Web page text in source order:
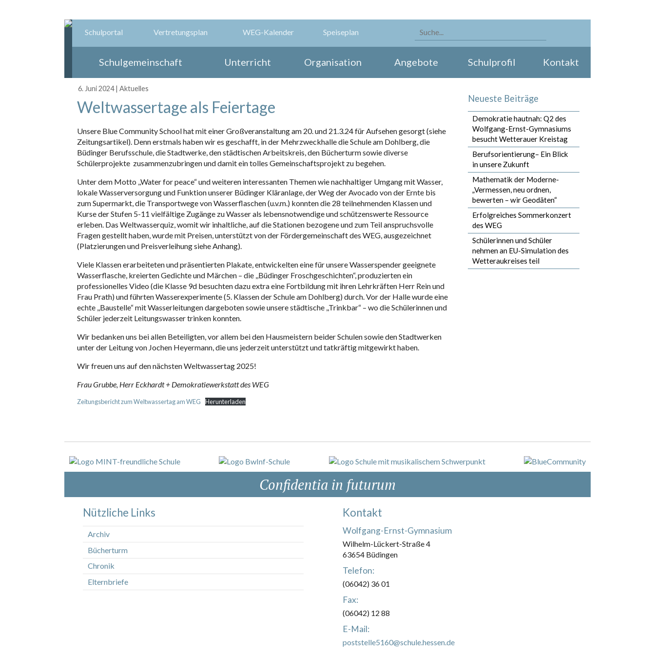
Schulportal Vertretungsplan WEG-Kalender Speiseplan
Schulgemeinschaft Unterricht Organisation Angebote Schulprofil Kontakt
6. Juni 2024 |Aktuelles
Weltwassertage als Feiertage
Unsere Blue Community School hat mit einer Großveranstaltung am 20. und 21.3.24 für Aufsehen gesorgt (siehe
Zeitungsartikel). Denn erstmals haben wir es geschafft, in der Mehrzweckhalle die Schule am Dohlberg, die
Büdinger Berufsschule, die Stadtwerke, den städtischen Arbeitskreis, den Bücherturm sowie diverse
Schülerprojekte zusammenzubringen und damit ein tolles Gemeinschaftsprojekt zu begehen.
Unter dem Motto ,,Water for peace“ und weiteren interessanten Themen wie nachhaltiger Umgang mit Wasser,
lokale Wasserversorgung und Funktion unserer Büdinger Kläranlage, der Weg der Avocado von der Ernte bis
zum Supermarkt, die Transportwege von Wasserflaschen (u.v.m.) konnten die 28 teilnehmenden Klassen und
Kurse der Stufen 5-11 vielfältige Zugänge zu Wasser als lebensnotwendige und schützenswerte Ressource
erleben. Das Weltwasserquiz, womit wir inhaltliche, auf die Stationen bezogene und zum Teil anspruchsvolle
Fragen gestellt haben, wurde mit Preisen, unterstützt von der Fördergemeinschaft des WEG, ausgezeichnet
(Platzierungen und Preisverleihung siehe Anhang).
Viele Klassen erarbeiteten und präsentierten Plakate, entwickelten eine für unsere Wasserspender geeignete
Wasserflasche, kreierten Gedichte und Märchen – die ,,Büdinger Froschgeschichten“, produzierten ein
professionelles Video (die Klasse 9d besuchten dazu extra eine Fortbildung mit ihren Lehrkräften Herr Rein und
Frau Prath) und führten Wasserexperimente (5. Klassen der Schule am Dohlberg) durch. Vor der Halle wurde eine
echte ,,Baustelle“ mit Wasserleitungen dargeboten sowie unsere städtische ,,Trinkbar“ – wo die Schülerinnen und
Schüler jederzeit Leitungswasser trinken konnten.
Wir bedanken uns bei allen Beteiligten, vor allem bei den Hausmeistern beider Schulen sowie den Stadtwerken
unter der Leitung von Jochen Heyermann, die uns jederzeit unterstützt und tatkräftig mitgewirkt haben.
Wir freuen uns auf den nächsten Weltwassertag 2025!
Frau Grubbe, Herr Eckhardt + Demokratiewerkstatt des WEG
Zeitungsbericht zum Weltwassertag am WEG Herunterladen
Neueste Beiträge
Demokratie hautnah: Q2 des
Wolfgang-Ernst-Gymnasiums
besucht Wetterauer Kreistag
Berufsorientierung– Ein Blick
in unsere Zukunft
Mathematik der Moderne-
„Vermessen, neu ordnen,
bewerten – wir Geodäten“
Erfolgreiches Sommerkonzert
des WEG
Schülerinnen und Schüler
nehmen an EU-Simulation des
Wetteraukreises teil
Confidentia in futurum
Nützliche Links
Archiv
Bücherturm
Chronik
Elternbriefe
Kontakt
Wolfgang-Ernst-Gymnasium
Wilhelm-Lückert-Straße 4
63654 Büdingen
Telefon:
(06042) 36 01
Fax:
(06042) 12 88
E-Mail:
poststelle5160@schule.hessen.de